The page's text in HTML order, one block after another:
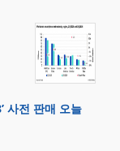
사전 판매 오늘